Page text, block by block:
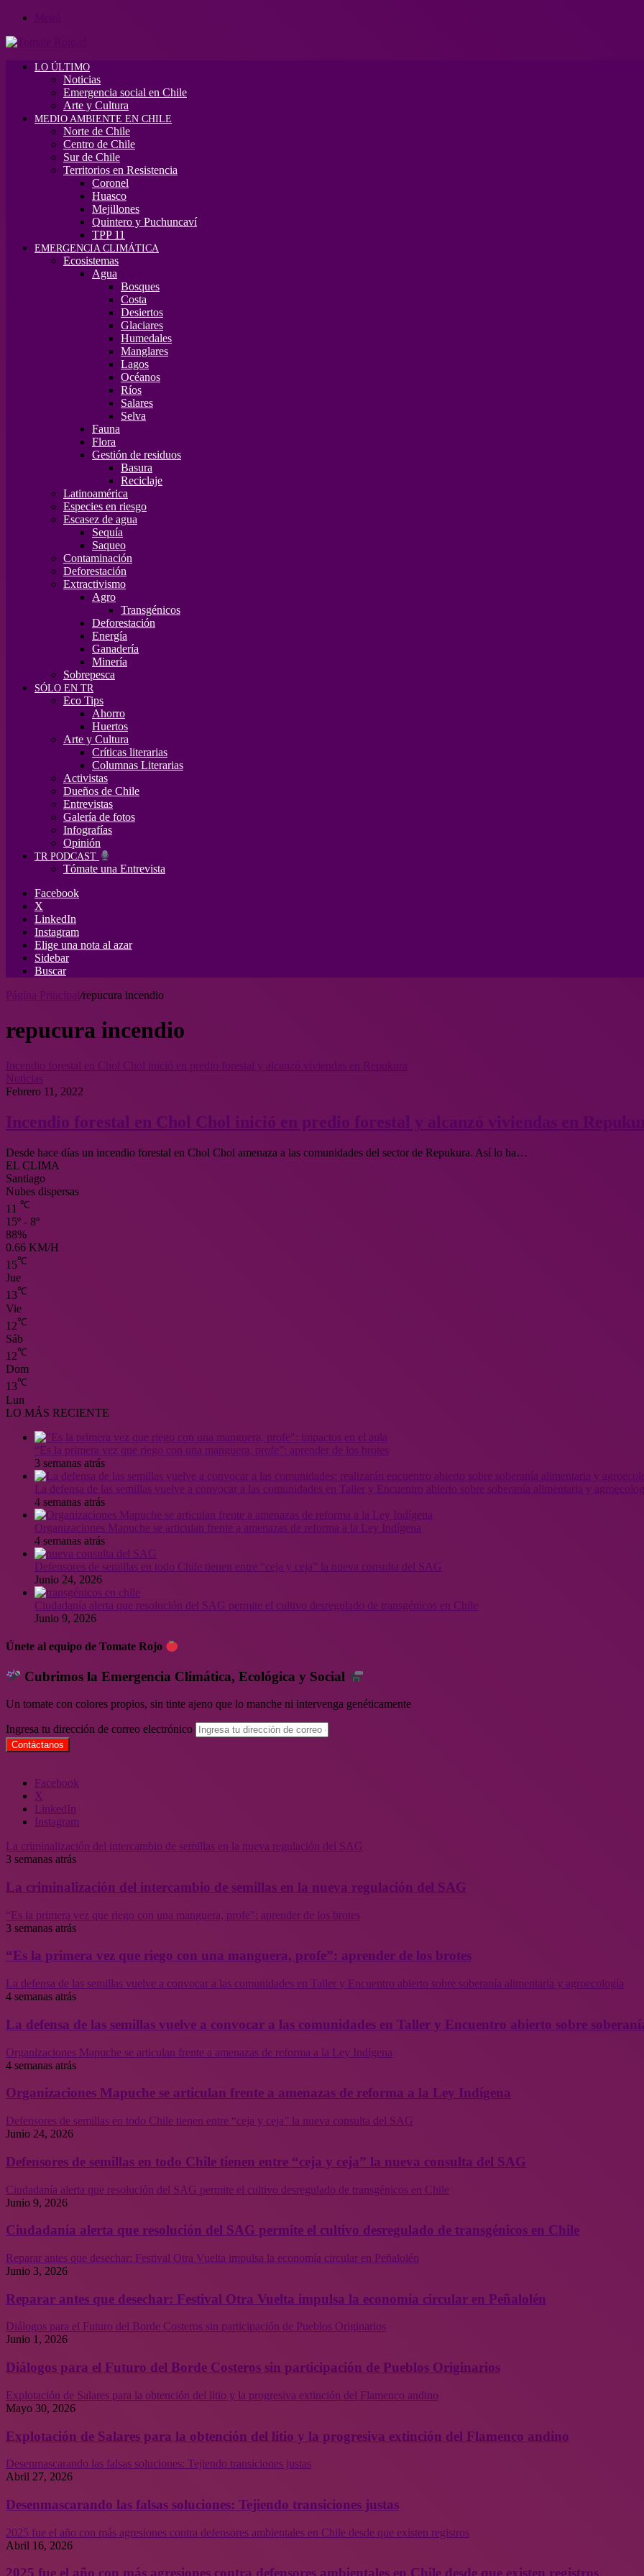
LO ÚLTIMO
Noticias
Emergencia social en Chile
Arte y Cultura
MEDIO AMBIENTE EN CHILE
Norte de Chile
Centro de Chile
Sur de Chile
Territorios en Resistencia
Coronel
Huasco
Mejillones
Quintero y Puchuncaví
TPP 11
EMERGENCIA CLIMÁTICA
Ecosistemas
Agua
Bosques
Costa
Desiertos
Glaciares
Humedales
Manglares
Lagos
Océanos
Ríos
Salares
Selva
Fauna
Flora
Gestión de residuos
Basura
Reciclaje
Latinoamérica
Especies en riesgo
Escasez de agua
Sequía
Saqueo
Contaminación
Deforestación
Extractivismo
Agro
Transgénicos
Deforestación
Energía
Ganadería
Minería
Sobrepesca
SÓLO EN TR
Eco Tips
Ahorro
Huertos
Arte y Cultura
Críticas literarias
Columnas Literarias
Activistas
Dueños de Chile
Entrevistas
Galería de fotos
Infografías
Opinión
TR PODCAST
Tómate una Entrevista
Facebook
X
LinkedIn
Instagram
Elige una nota al azar
Sidebar
Buscar
Página Principal /repucura incendio
repucura incendio
Incendio forestal en Chol Chol inició en predio forestal y alcanzó viviendas en Repukura
Noticias
Febrero 11, 2022
Incendio forestal en Chol Chol inició en predio forestal y alcanzó viviendas en
Desde hace días un incendio forestal en Chol Chol amenaza a las comunidades del sector de Repukura. Así lo ha…
EL CLIMA
Santiago
Nubes dispersas
11 ℃
15º - 8º
88%
0.66 KM/H
15℃
Jue
13℃
Vie
12℃
Sáb
12℃
Dom
13℃
Lun
LO MÁS RECIENTE
“Es la primera vez que riego con una manguera, profe”: aprender de los brotes
3 semanas atrás
La defensa de las semillas vuelve a convocar a las comunidades en Taller y Encuentro abierto sobre soberanía alimentaria y
4 semanas atrás
Organizaciones Mapuche se articulan frente a amenazas de reforma a la Ley Indígena
4 semanas atrás
Defensores de semillas en todo Chile tienen entre “ceja y ceja” la nueva consulta del SAG
Junio 24, 2026
Ciudadanía alerta que resolución del SAG permite el cultivo desregulado de transgénicos en Chile
Junio 9, 2026
Únete al equipo de Tomate Rojo
Cubrimos la Emergencia Climática, Ecológica y Social
Un tomate con colores propios, sin tinte ajeno que lo manche ni intervenga genéticamente
Ingresa tu dirección de correo electrónico
Facebook
X
LinkedIn
Instagram
La criminalización del intercambio de semillas en la nueva regulación del SAG
3 semanas atrás
La criminalización del intercambio de semillas en la nueva regulación del SAG
“Es la primera vez que riego con una manguera, profe”: aprender de los brotes
3 semanas atrás
“Es la primera vez que riego con una manguera, profe”: aprender de los brotes
La defensa de las semillas vuelve a convocar a las comunidades en Taller y Encuentro abierto sobre soberanía alimentaria y agroecología
4 semanas atrás
La defensa de las semillas vuelve a convocar a las comunidades en Taller y Encuentro abierto sobre
Organizaciones Mapuche se articulan frente a amenazas de reforma a la Ley Indígena
4 semanas atrás
Organizaciones Mapuche se articulan frente a amenazas de reforma a la Ley Indígena
Defensores de semillas en todo Chile tienen entre “ceja y ceja” la nueva consulta del SAG
Junio 24, 2026
Defensores de semillas en todo Chile tienen entre “ceja y ceja” la nueva consulta del SAG
Ciudadanía alerta que resolución del SAG permite el cultivo desregulado de transgénicos en Chile
Junio 9, 2026
Ciudadanía alerta que resolución del SAG permite el cultivo desregulado de transgénicos en Chile
Reparar antes que desechar: Festival Otra Vuelta impulsa la economía circular en Peñalolén
Junio 3, 2026
Reparar antes que desechar: Festival Otra Vuelta impulsa la economía circular en Peñalolén
Diálogos para el Futuro del Borde Costeros sin participación de Pueblos Originarios
Junio 1, 2026
Diálogos para el Futuro del Borde Costeros sin participación de Pueblos Originarios
Explotación de Salares para la obtención del litio y la progresiva extinción del Flamenco andino
Mayo 30, 2026
Explotación de Salares para la obtención del litio y la progresiva extinción del Flamenco andino
Desenmascarando las falsas soluciones: Tejiendo transiciones justas
Abril 27, 2026
Desenmascarando las falsas soluciones: Tejiendo transiciones justas
2025 fue el año con más agresiones contra defensores ambientales en Chile desde que existen registros
Abril 16, 2026